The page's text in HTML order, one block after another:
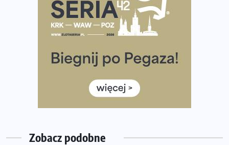
Już w tę sobotę 35. Bieg Powstania Warszawskiego.
Wystartuje rekordowa liczba uczestników
35. Bieg Powstania Warszawskiego – praktyczny
Ile razy w tygodniu biegać? 3 treningi wystarczą? Jak
często biegać, żeby robić postępy
Już w ten weekend! Przed nami Nocny Portowy Maraton
i Półmaraton Szczeciński. Wszystko, co warto wiedzieć
Zobacz podobne